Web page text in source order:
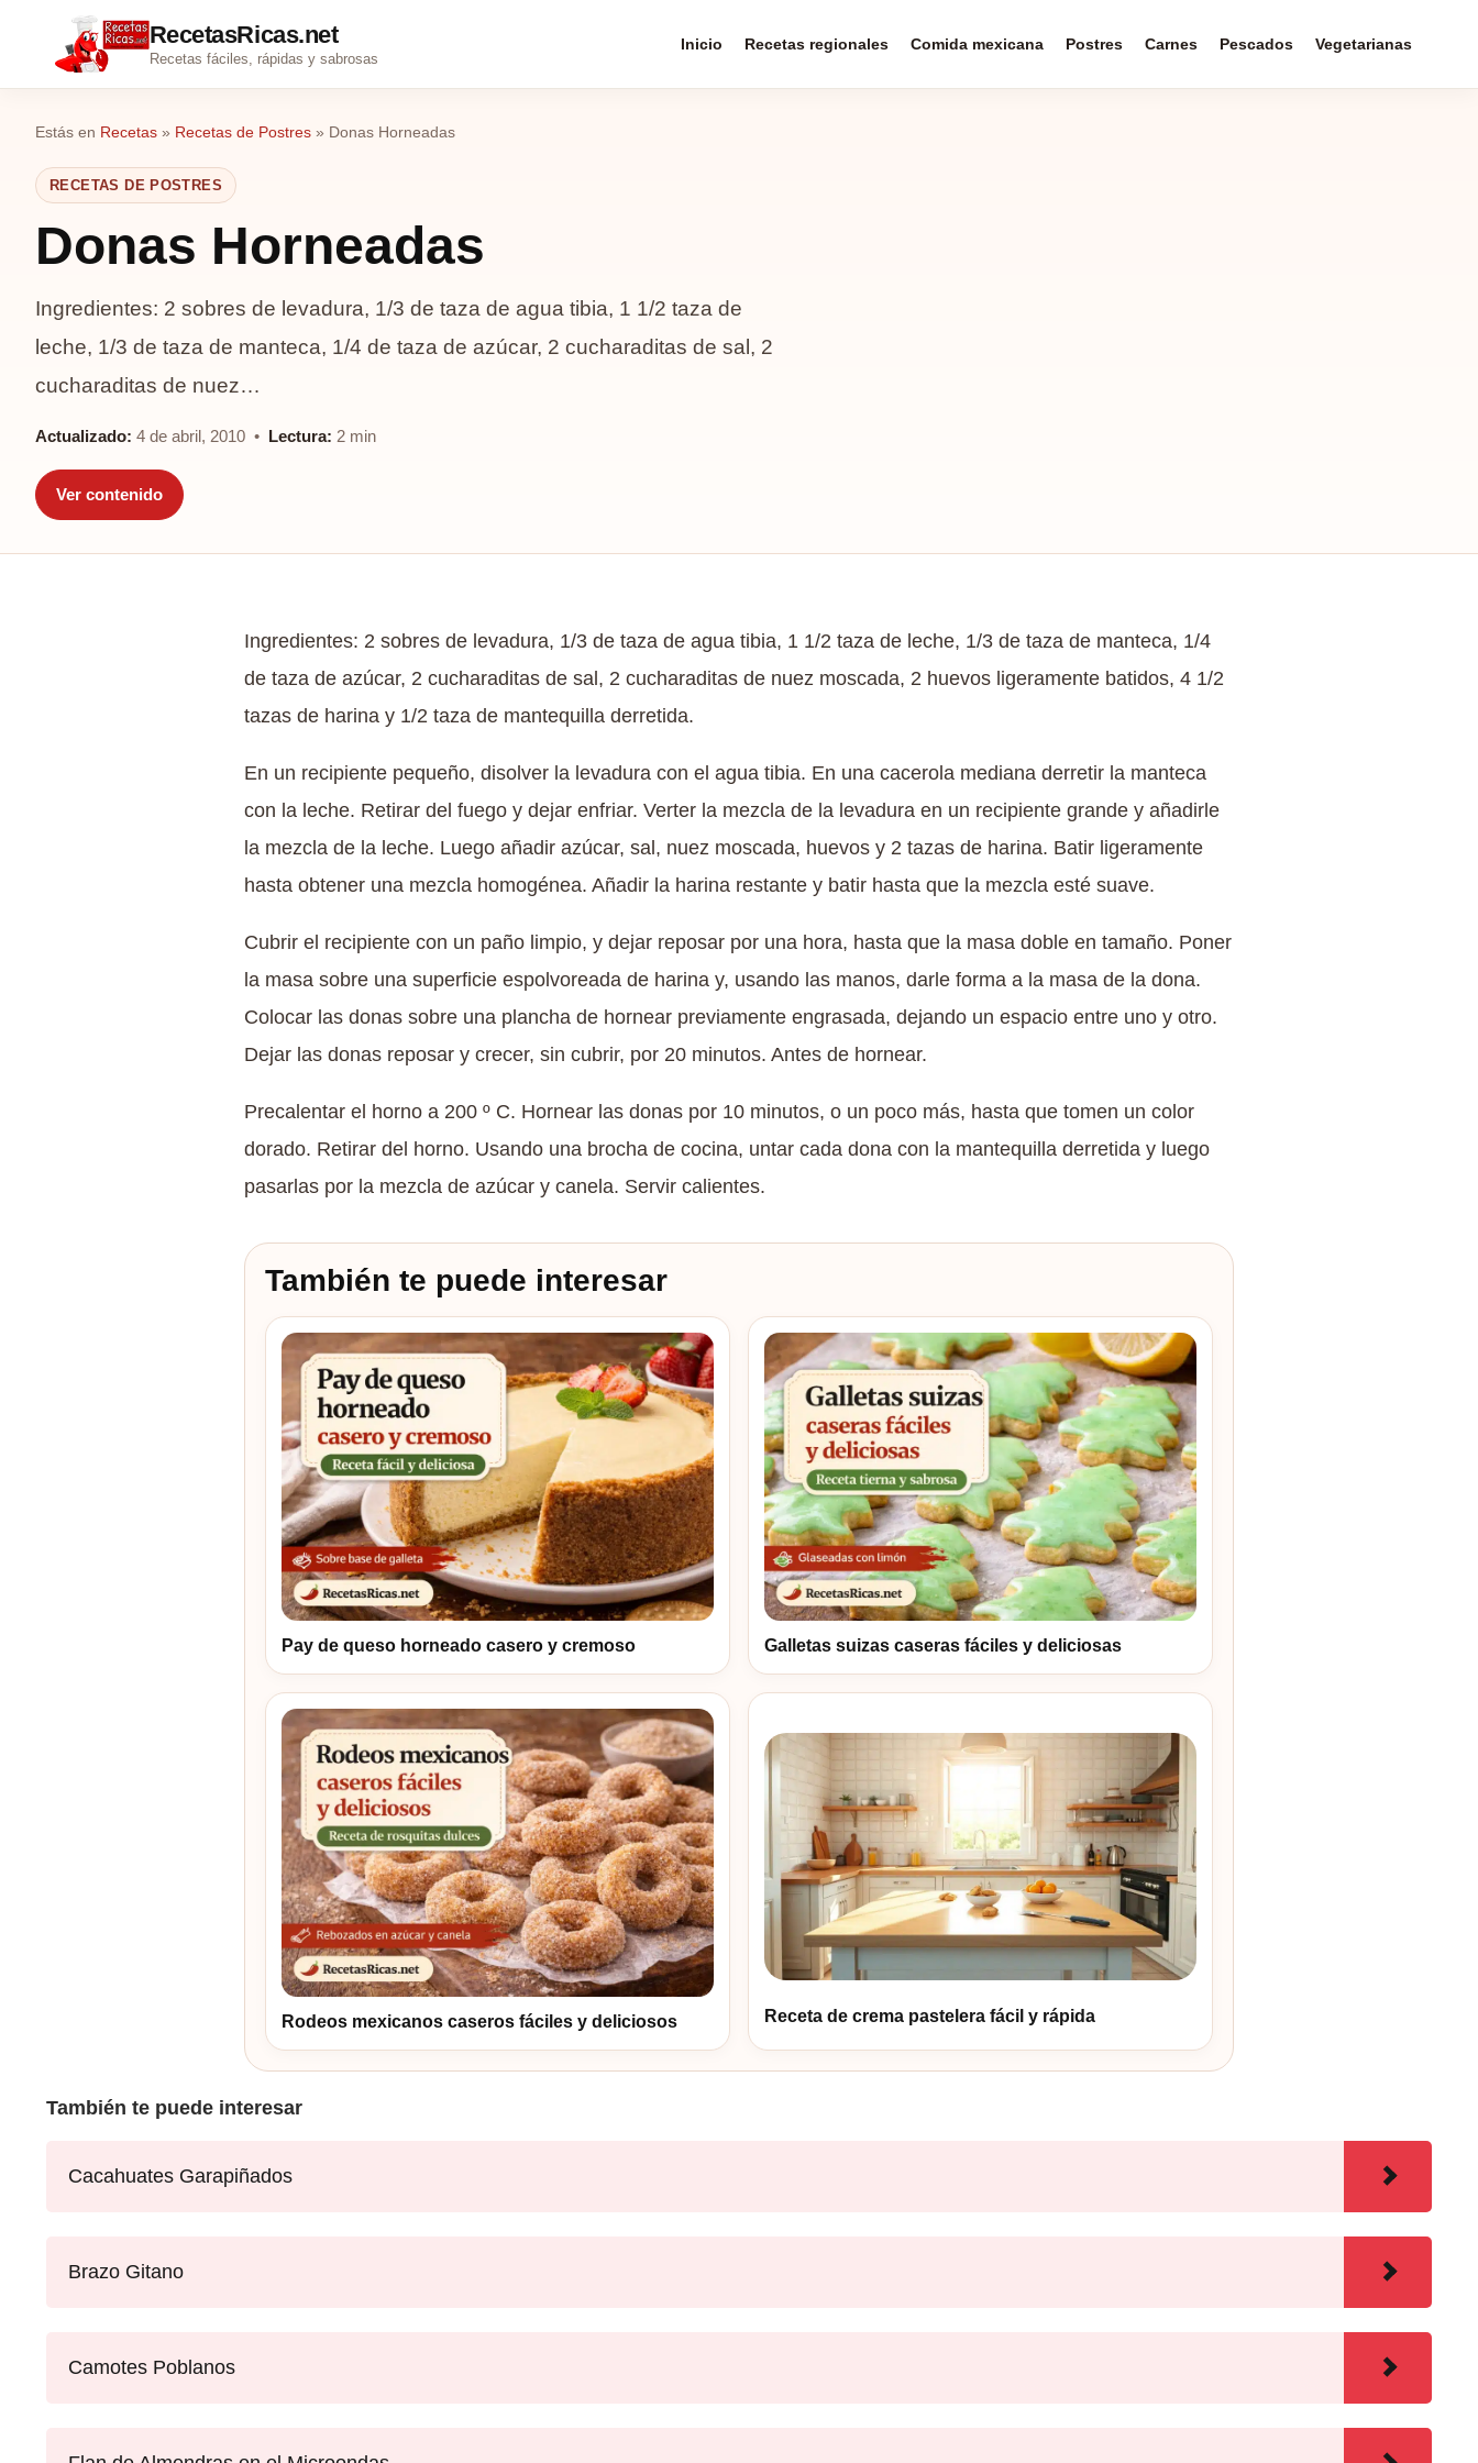
RecetasRicas.net
Recetas fáciles, rápidas y sabrosas
Inicio Recetas regionales Comida mexicana Postres Carnes Pescados Vegetarianas
Estás en Recetas » Recetas de Postres » Donas Horneadas
RECETAS DE POSTRES
Donas Horneadas
Ingredientes: 2 sobres de levadura, 1/3 de taza de agua tibia, 1 1/2 taza de
leche, 1/3 de taza de manteca, 1/4 de taza de azúcar, 2 cucharaditas de sal, 2
cucharaditas de nuez…
Actualizado: 4 de abril, 2010 • Lectura: 2 min
Ver contenido
Ingredientes: 2 sobres de levadura, 1/3 de taza de agua tibia, 1 1/2 taza de leche, 1/3 de taza de manteca, 1/4
de taza de azúcar, 2 cucharaditas de sal, 2 cucharaditas de nuez moscada, 2 huevos ligeramente batidos, 4 1/2
tazas de harina y 1/2 taza de mantequilla derretida.
En un recipiente pequeño, disolver la levadura con el agua tibia. En una cacerola mediana derretir la manteca
con la leche. Retirar del fuego y dejar enfriar. Verter la mezcla de la levadura en un recipiente grande y añadirle
la mezcla de la leche. Luego añadir azúcar, sal, nuez moscada, huevos y 2 tazas de harina. Batir ligeramente
hasta obtener una mezcla homogénea. Añadir la harina restante y batir hasta que la mezcla esté suave.
Cubrir el recipiente con un paño limpio, y dejar reposar por una hora, hasta que la masa doble en tamaño. Poner
la masa sobre una superficie espolvoreada de harina y, usando las manos, darle forma a la masa de la dona.
Colocar las donas sobre una plancha de hornear previamente engrasada, dejando un espacio entre uno y otro.
Dejar las donas reposar y crecer, sin cubrir, por 20 minutos. Antes de hornear.
Precalentar el horno a 200 º C. Hornear las donas por 10 minutos, o un poco más, hasta que tomen un color
dorado. Retirar del horno. Usando una brocha de cocina, untar cada dona con la mantequilla derretida y luego
pasarlas por la mezcla de azúcar y canela. Servir calientes.
También te puede interesar
Pay de queso horneado casero y cremoso Galletas suizas caseras fáciles y deliciosas
Rodeos mexicanos caseros fáciles y deliciosos Receta de crema pastelera fácil y rápida
También te puede interesar
Cacahuates Garapiñados
Brazo Gitano
Camotes Poblanos